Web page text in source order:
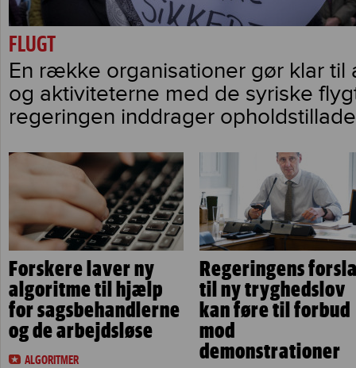
FLUGT
En række organisationer gør klar til
og aktiviteterne med de syriske
regeringen inddrager
Forskere laver ny
algoritme til hjælp
for sagsbehandlerne
og de arbejdsløse
ALGORITMER
Regeringens
til ny tryghedslov
kan føre til forbud
mod
demonstrationer